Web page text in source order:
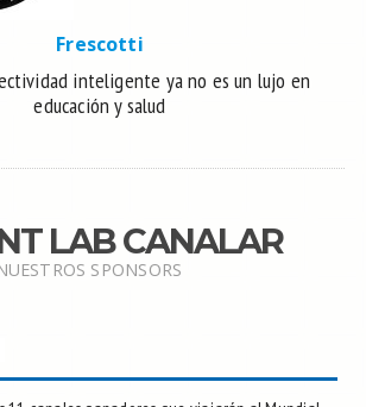
Frescotti
inteligente ya no es un lujo en
educación y salud
LAB CANALAR
SPONSORS